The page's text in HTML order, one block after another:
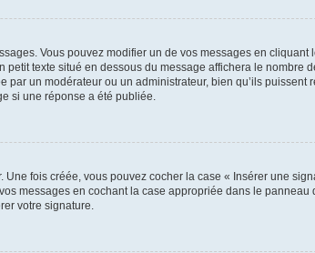
Vous pouvez modifier un de vos messages en cliquant
texte situé en dessous du message affichera le nombre
par un modérateur ou un administrateur, bien qu’ils puissent
si une réponse a été publiée.
fois créée, vous pouvez cocher la case « Insérer une
messages en cochant la case appropriée dans le panneau
votre signature.